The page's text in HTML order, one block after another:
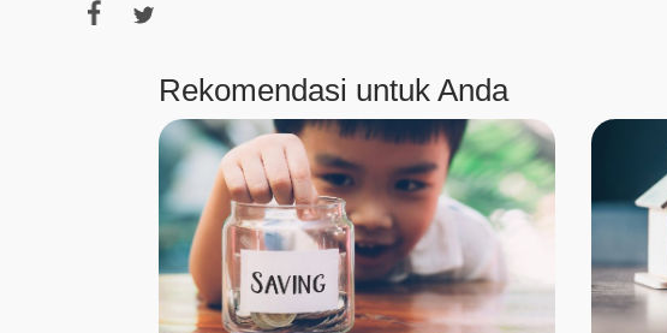
Rekomendasi untuk Anda